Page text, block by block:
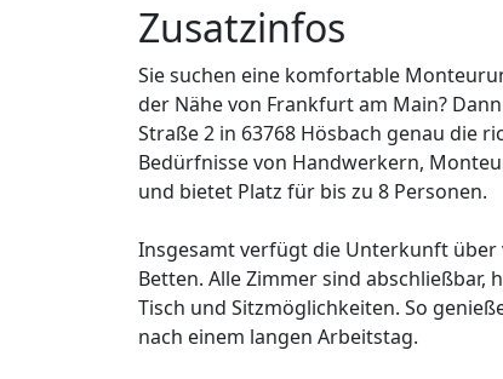
Zusatzinfos
Sie suchen eine komfortable
der Nähe von Frankfurt am Main?
Straße 2 in 63768 Hösbach genau die
Bedürfnisse von Handwerkern,
und bietet Platz für bis zu 8 Personen.
Insgesamt verfügt die Unterkunft über
Betten. Alle Zimmer sind
Tisch und Sitzmöglichkeiten. So
nach einem langen Arbeitstag.